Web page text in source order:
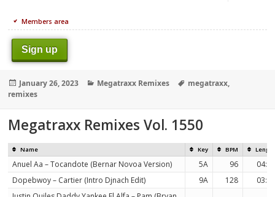
Members area
Sign up
Posted
on
January 26, 2023 Categories
Megatraxx Remixes Tags
megatraxx,
remixes
Megatraxx Remixes Vol. 1550
Name Key BPM
Anuel Aa – Tocandote (Bernar Novoa Version) 5A 96
Dopebwoy – Cartier (Intro Djnach Edit)
9A 128